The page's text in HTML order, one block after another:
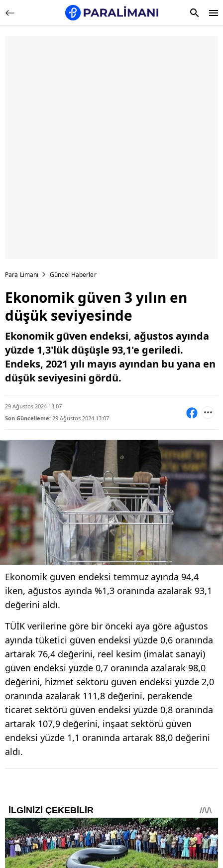
Para Limanı Güncel Haberler
Ekonomik güven 3 yılın en
düşük seviyesinde
Ekonomik güven endeksi, ağustos ayında
yüzde 1,3'lük düşüşle 93,1'e geriledi.
Endeks, 2021 yılı mayıs ayından bu yana en
düşük seviyesini gördü.
29 Ağustos 2024 13:07
Son Güncelleme: 29 Ağustos 2024 13:07
Ekonomik güven endeksi temmuz ayında 94,4
iken, ağustos ayında %1,3 oranında azalarak 93,1
değerini aldı.
TÜİK verilerine göre bir önceki aya göre ağustos
ayında tüketici güven endeksi yüzde 0,6 oranında
artarak 76,4 değerini, reel kesim (imalat sanayi)
güven endeksi yüzde 0,7 oranında azalarak 98,0
değerini, hizmet sektörü güven endeksi yüzde 2,0
oranında azalarak 111,8 değerini, perakende
ticaret sektörü güven endeksi yüzde 0,8 oranında
artarak 107,9 değerini, inşaat sektörü güven
endeksi yüzde 1,1 oranında artarak 88,0 değerini
aldı.